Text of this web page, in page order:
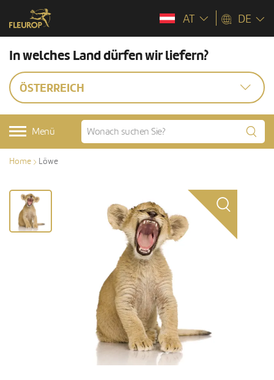
AT DE
In welches Land dürfen wir liefern?
ÖSTERREICH
Menü
Home Löwe